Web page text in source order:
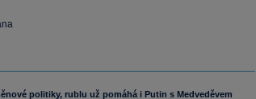
politiky, rublu už pomáhá i Putin s Medveděvem